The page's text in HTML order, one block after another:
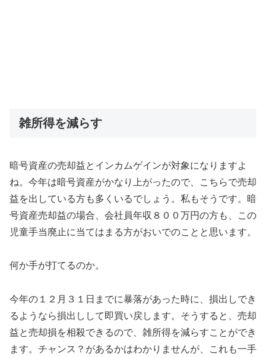
雑所得を減らす
暗号資産の売却益とインカムゲインが対象になりますよ
ね。今年は暗号資産がかなり上がったので、こちらで売却
益を出している方も多くいるでしょう。私もそうです。暗
号資産売却益の場合、会社員年収８００万円の方も、この
児童手当廃止に当てはまる方がおいでのことと思います。
何か手が打てるのか。
今年の１２月３１日までに暴落があった時に、損出しでき
るようなら損出しして即買い戻します。そうすると、売却
益と売却損を相殺できるので、雑所得を減らすことができ
ます。チャンス？があるかはわかりませんが、これも一手